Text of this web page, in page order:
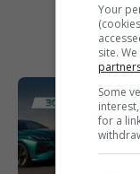
Your
site.
Some
for a